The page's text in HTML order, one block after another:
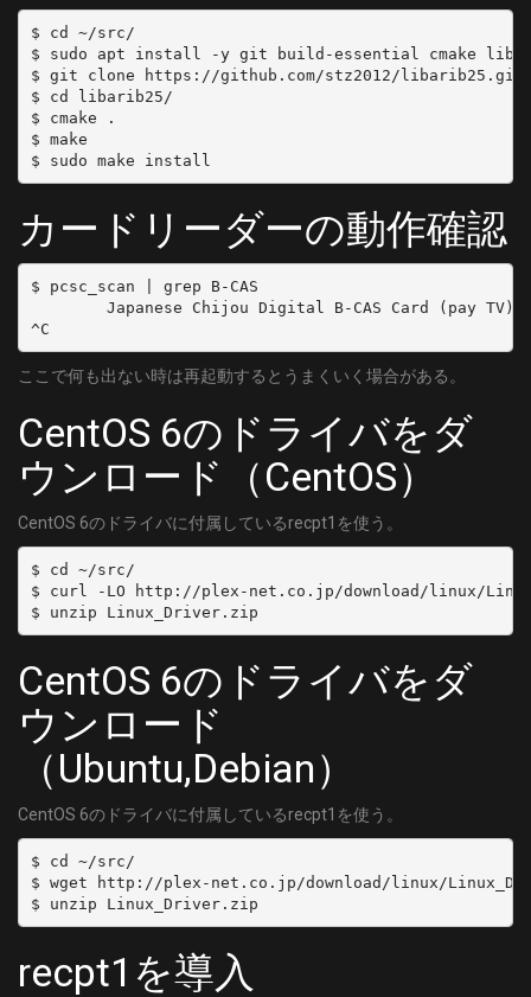
$ cd ~/src/
$ sudo apt install -y git build-essential cmake
$ git clone https://github.com/stz2012/libarib25.git
$ cd libarib25/
$ cmake .
$ make
カードリーダーの動作確認
$ pcsc_scan | grep B-CAS
        Japanese Chijou Digital B-CAS Card (pay TV)
ここで何も出ない時は再起動するとうまくいく場合がある。
CentOS 6のドライバをダ
ウンロード（CentOS）
CentOS 6のドライバに付属しているrecpt1を使う。
$ cd ~/src/
$ curl -LO http://plex-net.co.jp/download/linux/
CentOS 6のドライバをダ
ウンロード
（Ubuntu,Debian）
CentOS 6のドライバに付属しているrecpt1を使う。
$ cd ~/src/
$ wget http://plex-net.co.jp/download/linux/
recpt1を導入